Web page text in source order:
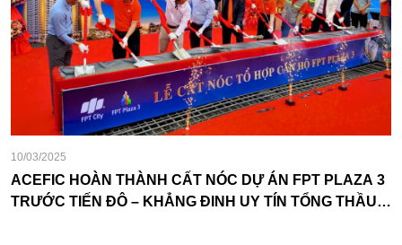
10/03/2025
ACEFIC HOÀN THÀNH CẤT NÓC DỰ ÁN FPT PLAZA 3
TRƯỚC TIẾN ĐỘ – KHẲNG ĐỊNH UY TÍN TỔNG THẦU